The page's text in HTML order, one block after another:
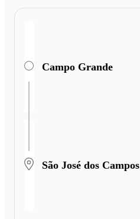
Campo Grande
São José dos Campos